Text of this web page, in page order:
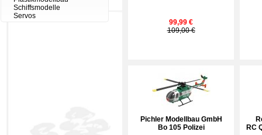
Schiffsmodelle
Servos
99,99 €
109,00 €
Pichler Modellbau GmbH
Bo 105 Polizei
RC